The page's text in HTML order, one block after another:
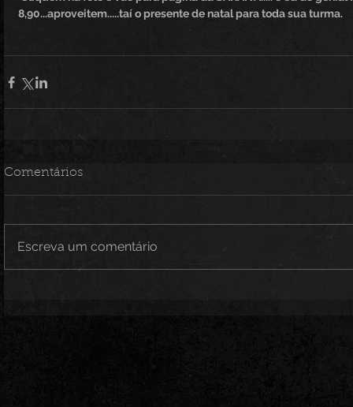
8,90...aproveitem.....taí o presente de natal para toda sua turma.
Comentários
Escreva um comentário